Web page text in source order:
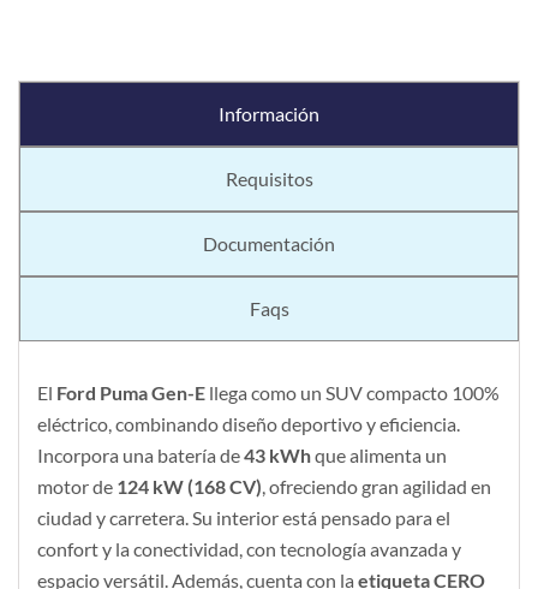
Información
Requisitos
Documentación
Faqs
El Ford Puma Gen-E llega como un SUV compacto 100%
eléctrico, combinando diseño deportivo y eficiencia.
Incorpora una batería de43 kWhque alimenta un
motor de 124 kW (168 CV), ofreciendo gran agilidad en
ciudad y carretera. Su interior está pensado para el
confort y la conectividad, con tecnología avanzada y
espacio versátil. Además, cuenta con la etiqueta CERO